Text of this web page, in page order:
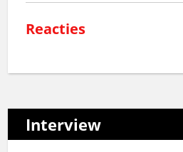
Reacties
Interview